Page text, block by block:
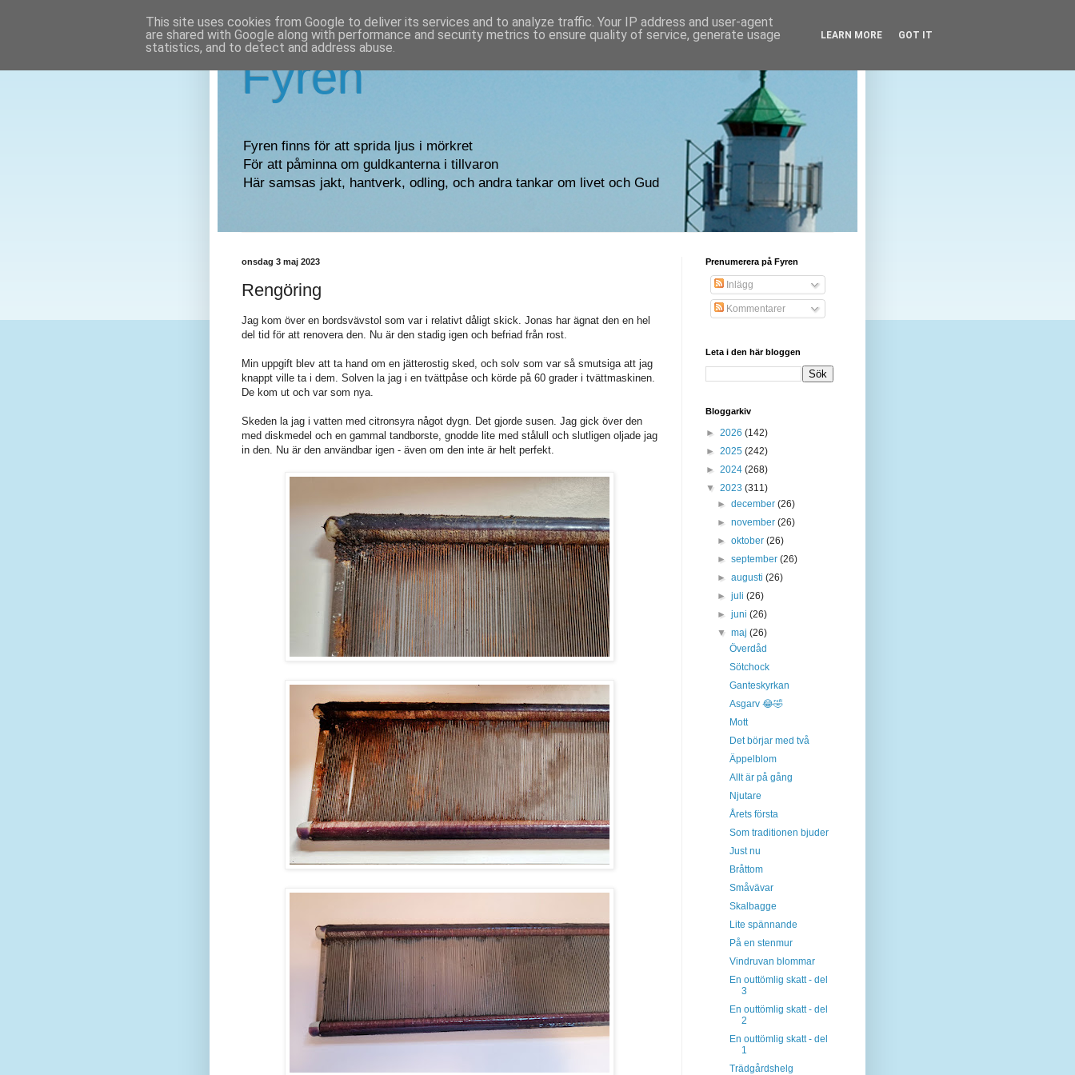
Fyren
Fyren finns för att sprida ljus i mörkret
För att påminna om guldkanterna i tillvaron
Här samsas jakt, hantverk, odling, och andra tankar om livet och Gud
onsdag 3 maj 2023
Rengöring
Jag kom över en bordsvävstol som var i relativt dåligt skick. Jonas har ägnat den en hel
del tid för att renovera den. Nu är den stadig igen och befriad från rost.
Min uppgift blev att ta hand om en jätterostig sked, och solv som var så smutsiga att jag
knappt ville ta i dem. Solven la jag i en tvättpåse och körde på 60 grader i tvättmaskinen.
De kom ut och var som nya.
Skeden la jag i vatten med citronsyra något dygn. Det gjorde susen. Jag gick över den
med diskmedel och en gammal tandborste, gnodde lite med stålull och slutligen oljade jag
in den. Nu är den användbar igen - även om den inte är helt perfekt.
Prenumerera på Fyren
Inlägg
Kommentarer
Leta i den här bloggen
Bloggarkiv
► 2026 (142)
► 2025 (242)
► 2024 (268)
▼ 2023 (311)
►december(26)
►november(26)
►oktober(26)
►september(26)
►augusti(26)
►juli(26)
►juni(26)
▼maj(26)
Överdåd
Sötchock
Ganteskyrkan
Asgarv 😂🤣
Mott
Det börjar med två
Äppelblom
Allt är på gång
Njutare
Årets första
Som traditionen bjuder
Just nu
Bråttom
Småvävar
Skalbagge
Lite spännande
På en stenmur
Vindruvan blommar
En outtömlig skatt - del
3
En outtömlig skatt - del
2
En outtömlig skatt - del
1
Trädgårdshelg
This site uses cookies from Google to deliver its services and to analyze traffic. Your IP address and user-agent
are shared with Google along with performance and security metrics to ensure quality of service, generate usage
statistics, and to detect and address abuse.
LEARN MORE GOT IT